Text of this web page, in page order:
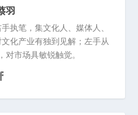
羽
执笔，集文化人、媒体人、
化产业有独到见解；左手从
市场具敏锐触觉。